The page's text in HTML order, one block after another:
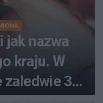
jak nazwa
kraju. W
zaledwie 3